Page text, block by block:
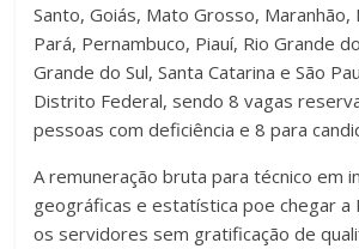
Santo, Goiás, Mato Grosso, Maranhão,
Pará, Pernambuco, Piauí, Rio Grande
Grande do Sul, Santa Catarina e São
Distrito Federal, sendo 8 vagas
pessoas com deficiência e 8 para
A remuneração bruta para técnico em
geográficas e estatística poe chegar a
os servidores sem gratificação de